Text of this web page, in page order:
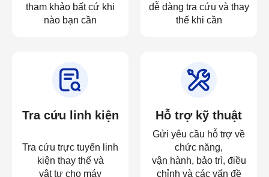
tham khảo bất cứ khi
nào bạn cần
dễ dàng tra cứu và thay
thế khi cần
Tra cứu linh kiện
Tra cứu trực tuyến linh
kiện thay thế và
vật tư cho máy
Hỗ trợ kỹ thuật
Gửi yêu cầu hỗ trợ về
chức năng,
vận hành, bảo trì, điều
chỉnh và các vấn đề